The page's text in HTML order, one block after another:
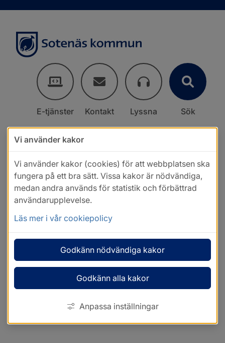
E-tjänster Kontakt Lyssna Sök
Vi använder kakor
Vi använder kakor (cookies) för att webbplatsen ska
fungera på ett bra sätt. Vissa kakor är nödvändiga,
medan andra används för statistik och förbättrad
användarupplevelse.
Läs mer i vår cookiepolicy
Godkänn nödvändiga kakor
Godkänn alla kakor
Anpassa inställningar